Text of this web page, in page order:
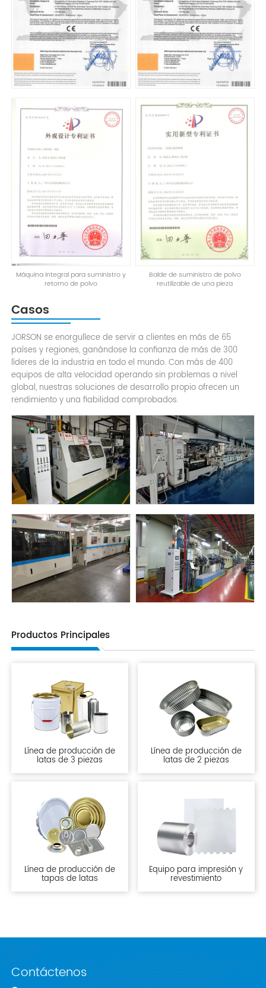
Máquina integral para suministro y
retorno de polvo
Balde de suministro de polvo
reutilizable de una pieza
Casos
JORSON se enorgullece de servir a clientes en más de 65
países y regiones, ganándose la confianza de más de 300
líderes de la industria en todo el mundo. Con más de 400
equipos de alta velocidad operando sin problemas a nivel
global, nuestras soluciones de desarrollo propio ofrecen un
rendimiento y una fiabilidad comprobados.
Productos Principales
Línea de producción de
latas de 3 piezas
Línea de producción de
latas de 2 piezas
Línea de producción de
tapas de latas
Equipo para impresión y
revestimiento
Contáctenos